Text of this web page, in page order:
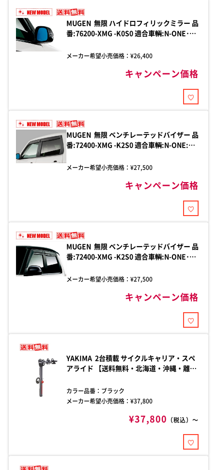
MUGEN 無限 ハイドロフィリックミラー 品
番:76200-XMG -K0S0 適合車輌:N-ONE･
2022年8月-2025年11月 6BA-JG3-
メーカー希望小売価格：¥26,400
キャンペーン価格
MUGEN 無限 ベンチレーテッドバイザー 品
番:72400-XMG -K2S0 適合車輌:N-ONE:e
メーカー希望小売価格：¥27,500
キャンペーン価格
MUGEN 無限 ベンチレーテッドバイザー 品
番:72400-XMG -K2S0 適合車輌:N-ONE･
2022年8月-2025年11月 6BA-JG3-
メーカー希望小売価格：¥27,500
キャンペーン価格
YAKIMA 2台積載 サイクルキャリア・スペ
アライド 【送料無料・北海道・沖縄・離島
トのスペアタイヤに取り付けます。ほとん
どの純正スペアタイヤに取り付けが可能で
カラー品番： ブラック
メーカー希望小売価格：¥37,800
¥37,800 （税込）～